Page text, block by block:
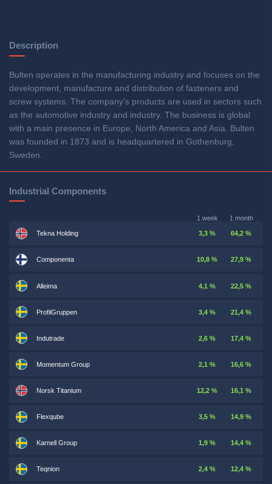
Description
Bulten operates in the manufacturing industry and focuses on the
development, manufacture and distribution of fasteners and
screw systems. The company's products are used in sectors such
as the automotive industry and industry. The business is global
with a main presence in Europe, North America and Asia. Bulten
was founded in 1873 and is headquartered in Gothenburg,
Sweden.
Industrial Components
1 week 1 month
Tekna Holding 3,3 % 64,2 %
Componenta 10,8 % 27,9 %
Alleima 4,1 % 22,5 %
ProfilGruppen 3,4 % 21,4 %
Indutrade 2,6 % 17,4 %
Momentum Group 2,1 % 16,6 %
Norsk Titanium 12,2 % 16,1 %
Flexqube 3,5 % 14,9 %
Karnell Group 1,9 % 14,4 %
Teqnion 2,4 % 12,4 %